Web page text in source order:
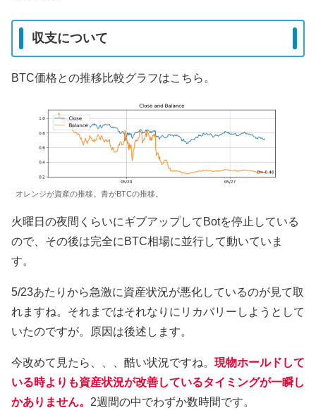
収支について
BTC価格との推移比較グラフはこちら。
オレンジが資産の推移。青がBTCの推移。
火曜日の夜間くらいにギブアップしてBotを停止している
ので、その後は完全にBTC相場に並行して動いていま
す。
5/23あたりから急激に資産状況が悪化しているのが見て取
れますね。それまではそれなりにリカバリーしようとして
いたのですが。原因は後述します。
今改めて見たら、、、酷い状況ですね。 現物ホールドして
いる時よりも資産状況が改善しているタイミングが一瞬し
かありません。 2週間の中でわずか数時間です。